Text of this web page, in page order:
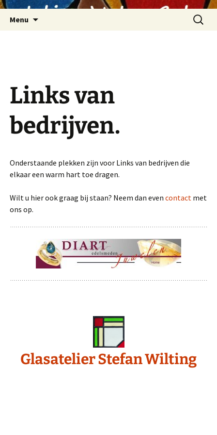
Ga
naar
de
Menu
Zoeken
naar:
Links van
bedrijven.
Onderstaande plekken zijn voor Links van bedrijven die
elkaar een warm hart toe dragen.
Wilt u hier ook graag bij staan? Neem dan even contact met
ons op.
Glasatelier Stefan Wilting